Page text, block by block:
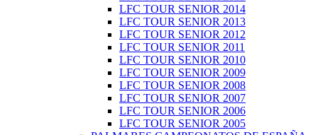
LFC TOUR SENIOR 2014
LFC TOUR SENIOR 2013
LFC TOUR SENIOR 2012
LFC TOUR SENIOR 2011
LFC TOUR SENIOR 2010
LFC TOUR SENIOR 2009
LFC TOUR SENIOR 2008
LFC TOUR SENIOR 2007
LFC TOUR SENIOR 2006
LFC TOUR SENIOR 2005